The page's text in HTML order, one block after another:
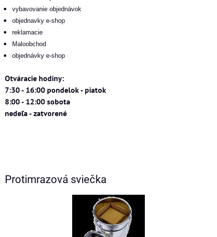
vybavovanie objednávok
objednavky e-shop
reklamacie
Maloobchod
objednávky e-shop
Otváracie hodiny:
7:30 - 16:00 pondelok - piatok
8:00 - 12:00 sobota
nedeľa - zatvorené
Protimrazová sviečka